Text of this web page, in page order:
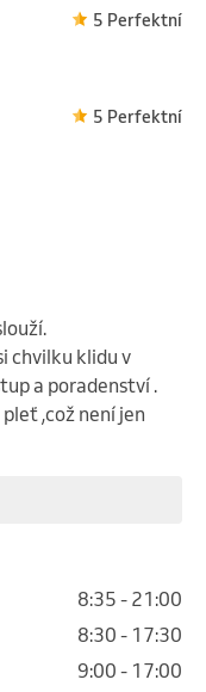
5 Perfektní
5 Perfektní
chvilku klidu v
a poradenství .
,což není jen
8:35 - 21:00
8:30 - 17:30
9:00 - 17:00